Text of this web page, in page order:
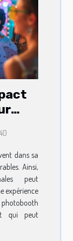
dans sa
Ainsi,
peut
expérience
qui peut